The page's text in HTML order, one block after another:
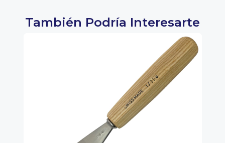
También Podría Interesarte